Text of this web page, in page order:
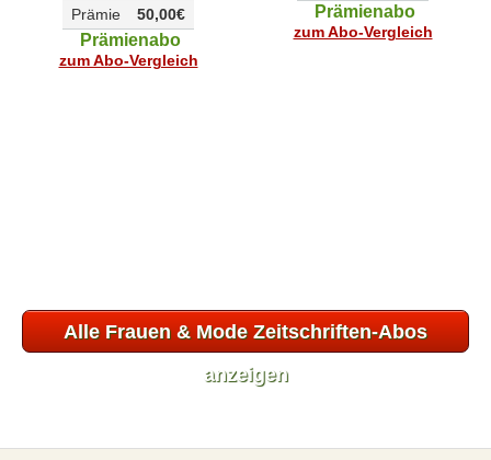
50,00€
Prämie
Prämienabo
zum Abo-Vergleich
Prämienabo
zum Abo-Vergleich
Alle Frauen & Mode Zeitschriften-Abos
anzeigen